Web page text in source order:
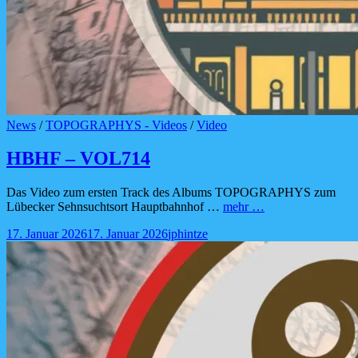
Cat
News /TOPOGRAPHYS - Videos /Video
HBHF – VOL714
Das Video zum ersten Track des Albums TOPOGRAPHYS zum
Lübecker Sehnsuchtsort Hauptbahnhof … mehr …
Posted-
17. Januar 202617. Januar 2026By
line
Byline
jphintze